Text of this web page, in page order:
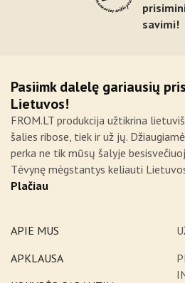
savimi!
Pasiimk dalelę gariausių
Lietuvos!
FROM.LT produkcija užtikrina
šalies ribose, tiek ir už jų.
perka ne tik mūsų šalyje
Tėvynę mėgstantys keliauti
Plačiau
APIE MUS
APKLAUSA